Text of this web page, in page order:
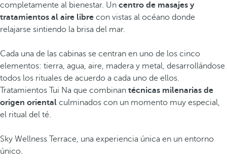
completamente al bienestar. Un centro de masajes y
tratamientos al aire libre con vistas al océano donde
relajarse sintiendo la brisa del mar.
Cada una de las cabinas se centran en uno de los cinco
elementos: tierra, agua, aire, madera y metal, desarrollándose
todos los rituales de acuerdo a cada uno de ellos.
Tratamientos Tui Na que combinan técnicas milenarias de
origen oriental culminados con un momento muy especial,
el ritual del té.
Sky Wellness Terrace, una experiencia única en un entorno
único.